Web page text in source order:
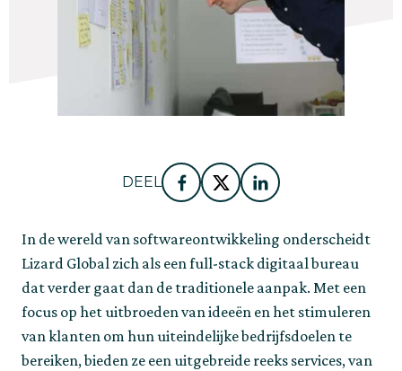
DEEL FacebookTwitterLinkedIn
In de wereld van softwareontwikkeling onderscheidt
Lizard Global zich als een full-stack digitaal bureau
dat verder gaat dan de traditionele aanpak. Met een
focus op het uitbroeden van ideeën en het stimuleren
van klanten om hun uiteindelijke bedrijfsdoelen te
bereiken, bieden ze een uitgebreide reeks services, van